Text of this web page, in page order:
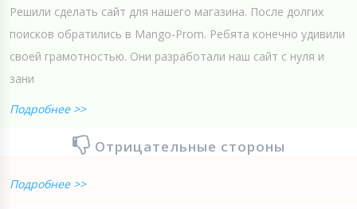
Решили сделать сайт для нашего магазина. После долгих
поисков обратились в Mango-Prom. Ребята конечно удивили
своей грамотностью. Они разработали наш сайт с нуля и
зани
Подробнее >>
Отрицательные стороны
Подробнее >>